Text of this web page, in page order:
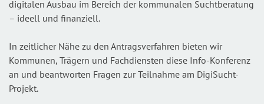
digitalen Ausbau im Bereich der kommunalen Suchtberatung
– ideell und finanziell.
In zeitlicher Nähe zu den Antragsverfahren bieten wir
Kommunen, Trägern und Fachdiensten diese Info-Konferenz
an und beantworten Fragen zur Teilnahme am DigiSucht-
Projekt.